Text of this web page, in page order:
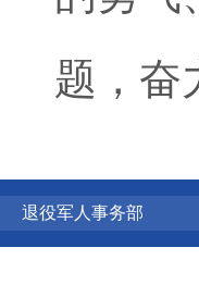
题，奋
退役军人事务部